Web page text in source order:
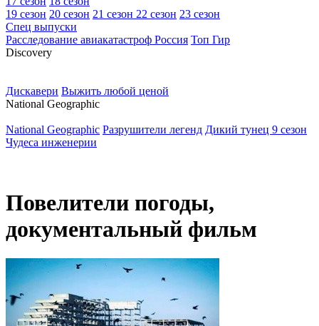
19 сезон 20 сезон 21 сезон 22 сезон 23 сезон
Спец выпуски
Расследование авиакатастроф Россия Топ Гир
Discovery
Дискавери Выжить любой ценой
National Geographic
National Geographic Разрушители легенд Дикий тунец 9 сезон
Чудеса инженерии
Повелители погоды,
документальный фильм